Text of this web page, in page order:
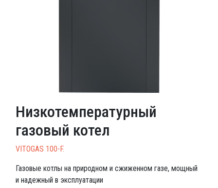
Низкотемпературный
газовый котел
VITOGAS 100-F.
Газовые котлы на природном и сжиженном газе, мощный
и надежный в эксплуатации